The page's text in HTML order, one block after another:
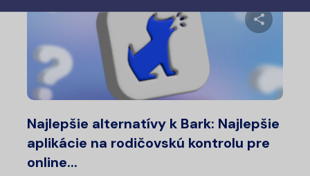
Najlepšie alternatívy k Bark: Najlepšie
aplikácie na rodičovskú kontrolu pre
online...